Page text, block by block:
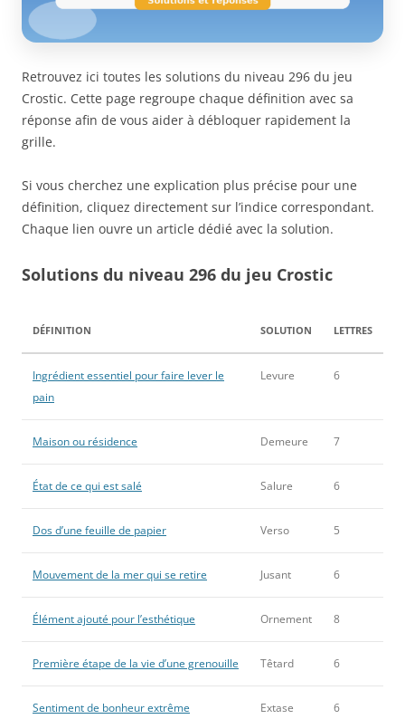
Retrouvez ici toutes les solutions du niveau 296 du jeu
Crostic. Cette page regroupe chaque définition avec sa
réponse afin de vous aider à débloquer rapidement la
grille.
Si vous cherchez une explication plus précise pour une
définition, cliquez directement sur l’indice correspondant.
Chaque lien ouvre un article dédié avec la solution.
Solutions du niveau 296 du jeu Crostic
DÉFINITION SOLUTION LETTRES
Ingrédient essentiel pour faire lever le
pain
Levure 6
Maison ou résidence Demeure 7
État de ce qui est salé Salure 6
Dos d’une feuille de papier Verso 5
Mouvement de la mer qui se retire Jusant 6
Élément ajouté pour l’esthétique Ornement 8
Première étape de la vie d’une grenouille Têtard 6
Sentiment de bonheur extrême Extase 6